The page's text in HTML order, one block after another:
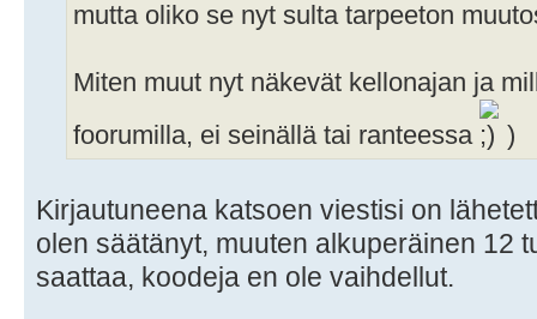
mutta oliko se nyt sulta tarpeeton
Miten muut nyt näkevät kellonajan ja
foorumilla, ei seinällä tai ranteessa
)
Kirjautuneena katsoen viestisi on
olen säätänyt, muuten alkuperäinen 12
saattaa, koodeja en ole vaihdellut.